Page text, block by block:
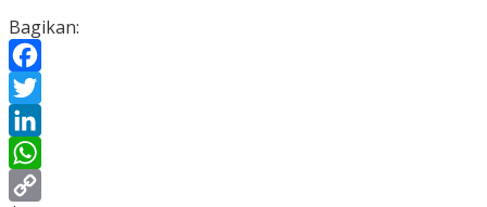
Bagikan:
Facebook
Twitter
LinkedIn
WhatsApp